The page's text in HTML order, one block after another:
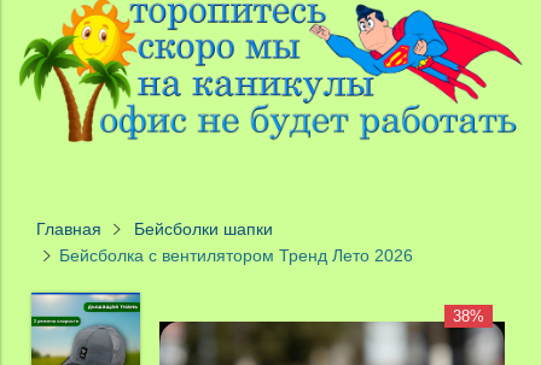
Главная
Бейсболки шапки
Бейсболка с вентилятором Тренд Лето 2026
38% 38%